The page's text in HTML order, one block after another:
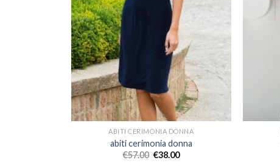
ABITI CERIMONIA DONNA
abiti cerimonia donna
€57.00 €38.00